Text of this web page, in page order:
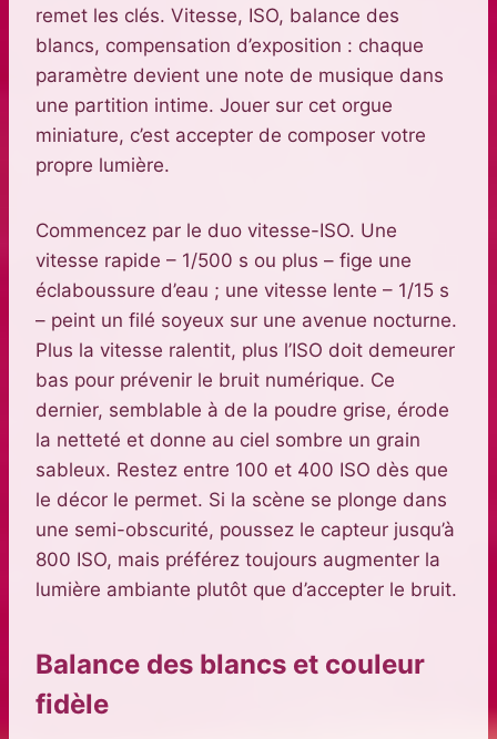
remet les clés. Vitesse, ISO, balance des
blancs, compensation d’exposition : chaque
paramètre devient une note de musique dans
une partition intime. Jouer sur cet orgue
miniature, c’est accepter de composer votre
propre lumière.
Commencez par le duo vitesse-ISO. Une
vitesse rapide – 1/500 s ou plus – fige une
éclaboussure d’eau ; une vitesse lente – 1/15 s
– peint un filé soyeux sur une avenue nocturne.
Plus la vitesse ralentit, plus l’ISO doit demeurer
bas pour prévenir le bruit numérique. Ce
dernier, semblable à de la poudre grise, érode
la netteté et donne au ciel sombre un grain
sableux. Restez entre 100 et 400 ISO dès que
le décor le permet. Si la scène se plonge dans
une semi-obscurité, poussez le capteur jusqu’à
800 ISO, mais préférez toujours augmenter la
lumière ambiante plutôt que d’accepter le bruit.
Balance des blancs et couleur
fidèle